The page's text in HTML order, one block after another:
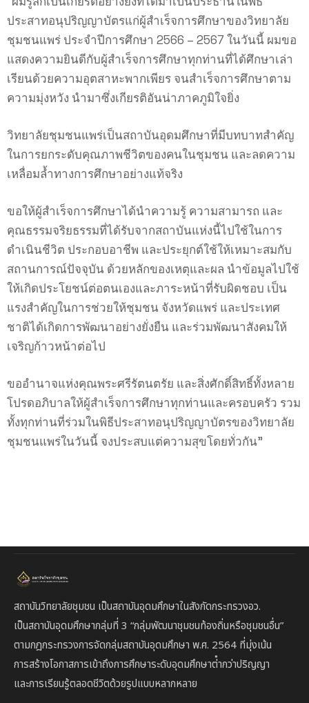
ประสาทอนุปริญญาบัตรแก่ผู้สำเร็จการศึกษาของวิทยาลัย
ชุมชนแพร่ ประจำปีการศึกษา 2566 – 2567 ในวันนี้ ผมขอ
แสดงความยินดีกับผู้สำเร็จการศึกษาทุกท่านที่ได้ศึกษาเล่า
เรียนด้วยความอุตสาหะพากเพียร จนสำเร็จการศึกษาตาม
ความมุ่งหวัง นำมาซึ่งเกียรติอันน่าภาคภูมิใจยิ่ง
วิทยาลัยชุมชนแพร่เป็นสถาบันอุดมศึกษาที่มีบทบาทสำคัญ
ในการยกระดับคุณภาพชีวิตของคนในชุมชน และลดความ
เหลื่อมล้ำทางการศึกษาอย่างแท้จริง
ขอให้ผู้สำเร็จการศึกษาได้นำความรู้ ความสามารถ และ
คุณธรรมจริยธรรมที่ได้รับจากสถาบันแห่งนี้ไปใช้ในการ
ดำเนินชีวิต ประกอบอาชีพ และประยุกต์ใช้ให้เหมาะสมกับ
สถานการณ์ปัจจุบัน ด้วยหลักของเหตุและผล นำข้อมูลไปใช้
ให้เกิดประโยชน์ต่อตนเองและภาระหน้าที่รับผิดชอบ เป็น
แรงสำคัญในการช่วยให้ชุมชน จังหวัดแพร่ และประเทศ
ชาติได้เกิดการพัฒนาอย่างยั่งยืน และร่วมพัฒนาสังคมให้
เจริญก้าวหน้าต่อไป
ขออำนาจแห่งคุณพระศรีรัตนตรัย และสิ่งศักดิ์สิทธิ์ทั้งหลาย
โปรดอภิบาลให้ผู้สำเร็จการศึกษาทุกท่านและครอบครัว รวม
ทั้งทุกท่านที่ร่วมในพิธีประสาทอนุปริญญาบัตรของวิทยาลัย
ชุมชนแพร่ในวันนี้ จงประสบแต่ความสุขโดยทั่วกัน”
สถาบันวิทยาลัยชุมชน เป็นสถาบันอุดมศึกษาในสังกัดกระทรวงอว.
เป็นสถาบันอุดมศึกษากลุ่มที่ 3 “กลุ่มพัฒนาชุมชนท้องถิ่นหรือชุมชนอื่น”
ตามกฎกระทรวงการจัดกลุ่มสถาบันอุดมศึกษา พ.ศ. 2564 ที่มุ่งเน้น
การสร้างโอกาสการเข้าถึงการศึกษาระดับอุดมศึกษาต่ํากว่าปริญญา
และการเรียนรู้ตลอดชีวิตด้วยรูปแบบหลากหลาย